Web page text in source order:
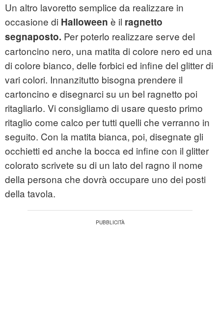
Un altro lavoretto semplice da realizzare in
occasione di Halloween è il ragnetto
segnaposto. Per poterlo realizzare serve del
cartoncino nero, una matita di colore nero ed una
di colore bianco, delle forbici ed infine del glitter di
vari colori. Innanzitutto bisogna prendere il
cartoncino e disegnarci su un bel ragnetto poi
ritagliarlo. Vi consigliamo di usare questo primo
ritaglio come calco per tutti quelli che verranno in
seguito. Con la matita bianca, poi, disegnate gli
occhietti ed anche la bocca ed infine con il glitter
colorato scrivete su di un lato del ragno il nome
della persona che dovrà occupare uno dei posti
della tavola.